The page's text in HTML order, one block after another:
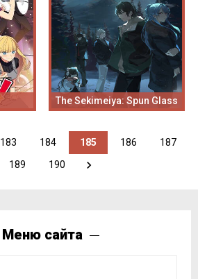
The Sekimeiya: Spun Glass
183 184 185 186
187
189 190
Меню сайта